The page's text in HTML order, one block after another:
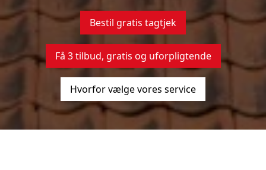
Bestil gratis tagtjek
Få 3 tilbud, gratis og uforpligtende
Hvorfor vælge vores service